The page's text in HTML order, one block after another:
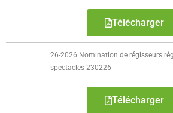
- Parc et aires de jeux
- Urbanisme
Télécharger
26-2026 Nomination de régisseurs
spectacles 230226
Télécharger